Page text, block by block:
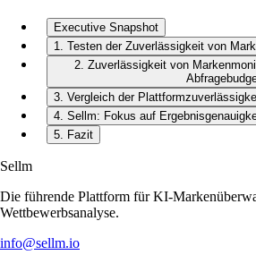
Executive Snapshot
1. Testen der Zuverlässigkeit von
2. Zuverlässigkeit von
3. Vergleich der
4. Sellm: Fokus auf
5. Fazit
Sellm
Die führende Plattform für KI-
Wettbewerbsanalyse.
info@sellm.io